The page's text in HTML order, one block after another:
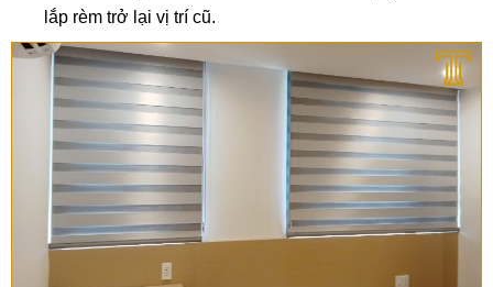
lắp rèm trở lại vị trí cũ.